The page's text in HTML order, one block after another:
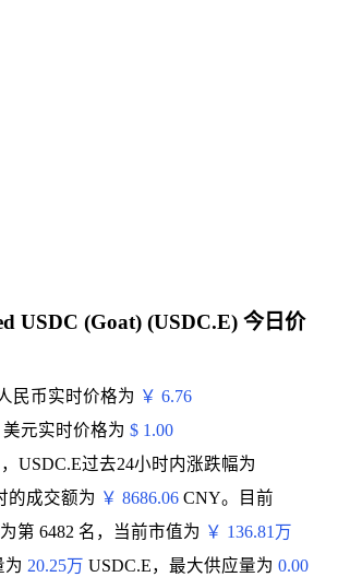
USDC (Goat) (USDC.E) 今日价
民币实时价格为 ￥ 6.76
美元实时价格为 $ 1.00
，USDC.E过去24小时内涨跌幅为
的成交额为 ￥ 8686.06CNY。目前
第 6482 名，当前市值为 ￥ 136.81万
为 20.25万 USDC.E，最大供应量为 0.00